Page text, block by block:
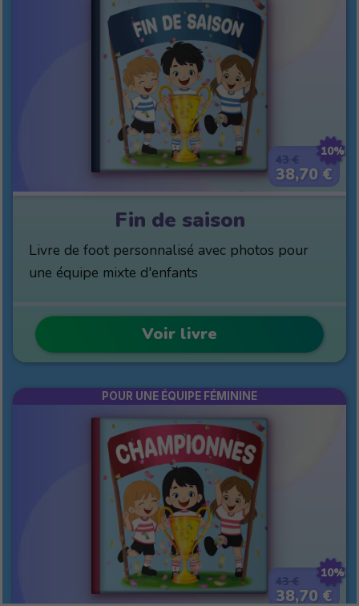
10%
38,70 €
Fin de saison
Livre de foot personnalisé avec photos pour
une équipe mixte d'enfants
Voir livre
10%
38,70 €
POUR UNE ÉQUIPE FÉMININE